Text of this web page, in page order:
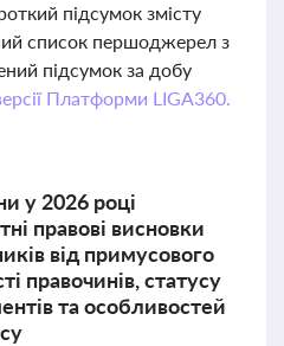
підсумок змісту
список першоджерел з
підсумок за добу
Платформи LIGA360.
у 2026 році
правові висновки
від примусового
правочинів, статусу
та особливостей